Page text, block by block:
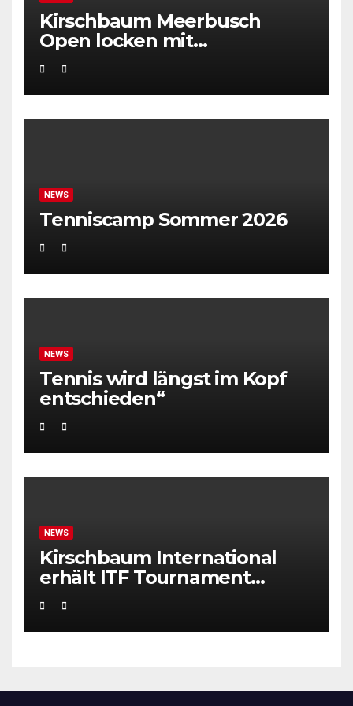
Kirschbaum Meerbusch
Open locken mit
Weltklassetennis
NEWS
Tenniscamp Sommer 2026
NEWS
Tennis wird längst im Kopf
entschieden“
NEWS
Kirschbaum International
erhält ITF Tournament
Recognition Award 2025